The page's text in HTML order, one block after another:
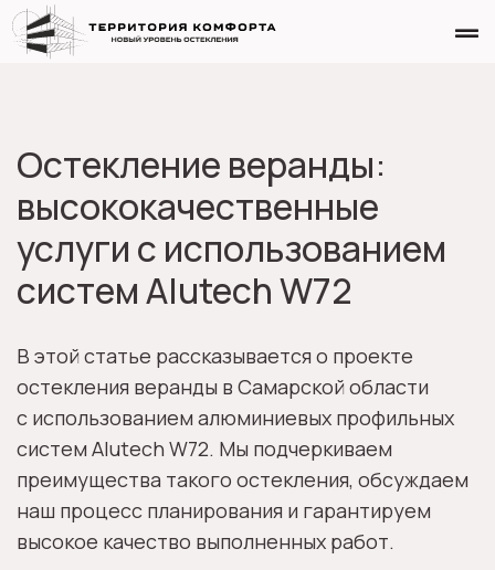
Остекление веранды:
высококачественные
услуги с использованием
систем Alutech W72
В этой статье рассказывается о проекте
остекления веранды в Самарской области
с использованием алюминиевых профильных
систем Alutech W72. Мы подчеркиваем
преимущества такого остекления, обсуждаем
наш процесс планирования и гарантируем
высокое качество выполненных работ.